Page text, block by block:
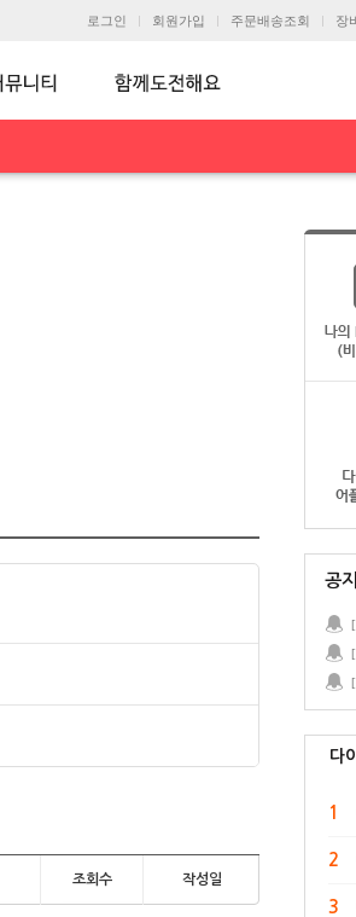
로그인 회원가입 주문배송조회 장
조회수 작성일
공
다
1
2
3